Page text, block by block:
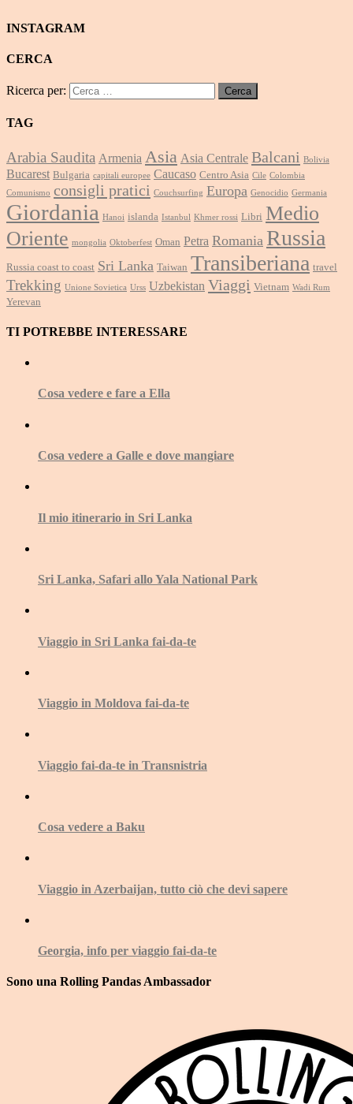
INSTAGRAM
CERCA
Ricerca per:
TAG
Arabia Saudita Armenia Asia Asia Centrale Balcani Bolivia
Bucarest Bulgaria capitali europee Caucaso Centro Asia Cile Colombia
Comunismo consigli pratici Couchsurfing Europa Genocidio Germania
Giordania Hanoi islanda Istanbul Khmer rossi Libri Medio
Oriente mongolia Oktoberfest Oman Petra Romania Russia
Russia coast to coast Sri Lanka Taiwan Transiberiana travel
Trekking Unione Sovietica Urss Uzbekistan Viaggi Vietnam Wadi Rum
Yerevan
TI POTREBBE INTERESSARE
Cosa vedere e fare a Ella
Cosa vedere a Galle e dove mangiare
Il mio itinerario in Sri Lanka
Sri Lanka, Safari allo Yala National Park
Viaggio in Sri Lanka fai-da-te
Viaggio in Moldova fai-da-te
Viaggio fai-da-te in Transnistria
Cosa vedere a Baku
Viaggio in Azerbaijan, tutto ciò che devi sapere
Georgia, info per viaggio fai-da-te
Sono una Rolling Pandas Ambassador